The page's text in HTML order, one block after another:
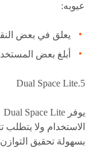
عيوبه:
يعلق في بعض
أبلغ بعض
5.Dual Space Lite
الاستخدام ولا
بسهولة تحقيق